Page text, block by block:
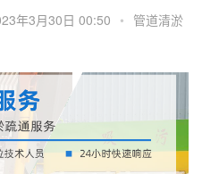
年3月30日 00:50 • 管道清淤